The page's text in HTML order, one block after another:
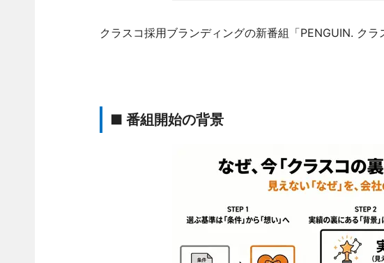
クラスコ採用ブランディングの新番組「PENGUIN. クラ
■ 番組開始の背景